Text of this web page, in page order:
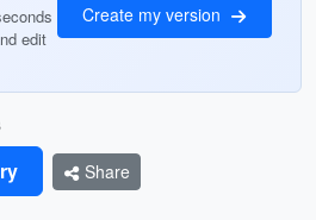
edit
Create my version
Share